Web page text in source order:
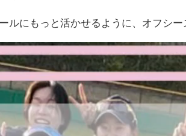
にもっと活かせるように、オフシ